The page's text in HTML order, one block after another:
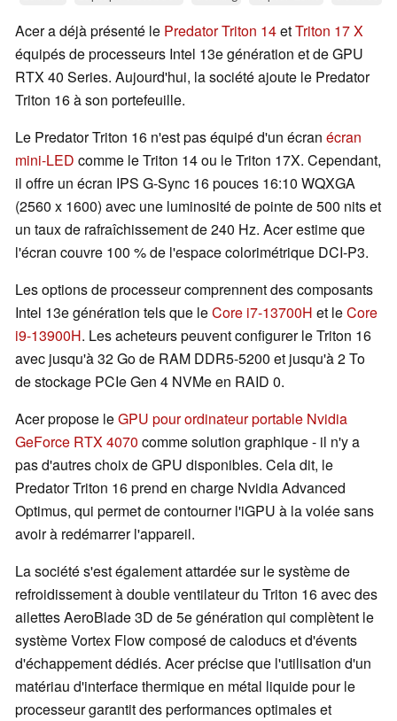
Acer a déjà présenté le Predator Triton 14etTriton 17 X
équipés de processeurs Intel 13e génération et de GPU
RTX 40 Series. Aujourd'hui, la société ajoute le Predator
Triton 16 à son portefeuille.
Le Predator Triton 16 n'est pas équipé d'un écran écran
mini-LED comme le Triton 14 ou le Triton 17X. Cependant,
il offre un écran IPS G-Sync 16 pouces 16:10 WQXGA
(2560 x 1600) avec une luminosité de pointe de 500 nits et
un taux de rafraîchissement de 240 Hz. Acer estime que
l'écran couvre 100 % de l'espace colorimétrique DCI-P3.
Les options de processeur comprennent des composants
Intel 13e génération tels que leCore i7-13700H et leCore
i9-13900H. Les acheteurs peuvent configurer le Triton 16
avec jusqu'à 32 Go de RAM DDR5-5200 et jusqu'à 2 To
de stockage PCIe Gen 4 NVMe en RAID 0.
Acer propose leGPU pour ordinateur portable Nvidia
GeForce RTX 4070 comme solution graphique - il n'y a
pas d'autres choix de GPU disponibles. Cela dit, le
Predator Triton 16 prend en charge Nvidia Advanced
Optimus, qui permet de contourner l'iGPU à la volée sans
avoir à redémarrer l'appareil.
La société s'est également attardée sur le système de
refroidissement à double ventilateur du Triton 16 avec des
ailettes AeroBlade 3D de 5e génération qui complètent le
système Vortex Flow composé de caloducs et d'évents
d'échappement dédiés. Acer précise que l'utilisation d'un
matériau d'interface thermique en métal liquide pour le
processeur garantit des performances optimales et